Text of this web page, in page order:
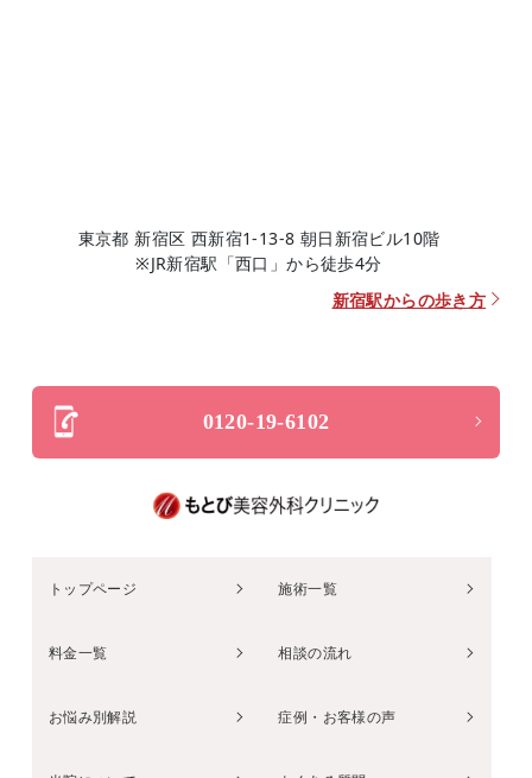
東京都 新宿区 西新宿1-13-8 朝日新宿ビル10階
※JR新宿駅「西口」から徒歩4分
新宿駅からの歩き方
0120-19-6102
トップページ 施術一覧
料金一覧 相談の流れ
お悩み別解説 症例・お客様の声